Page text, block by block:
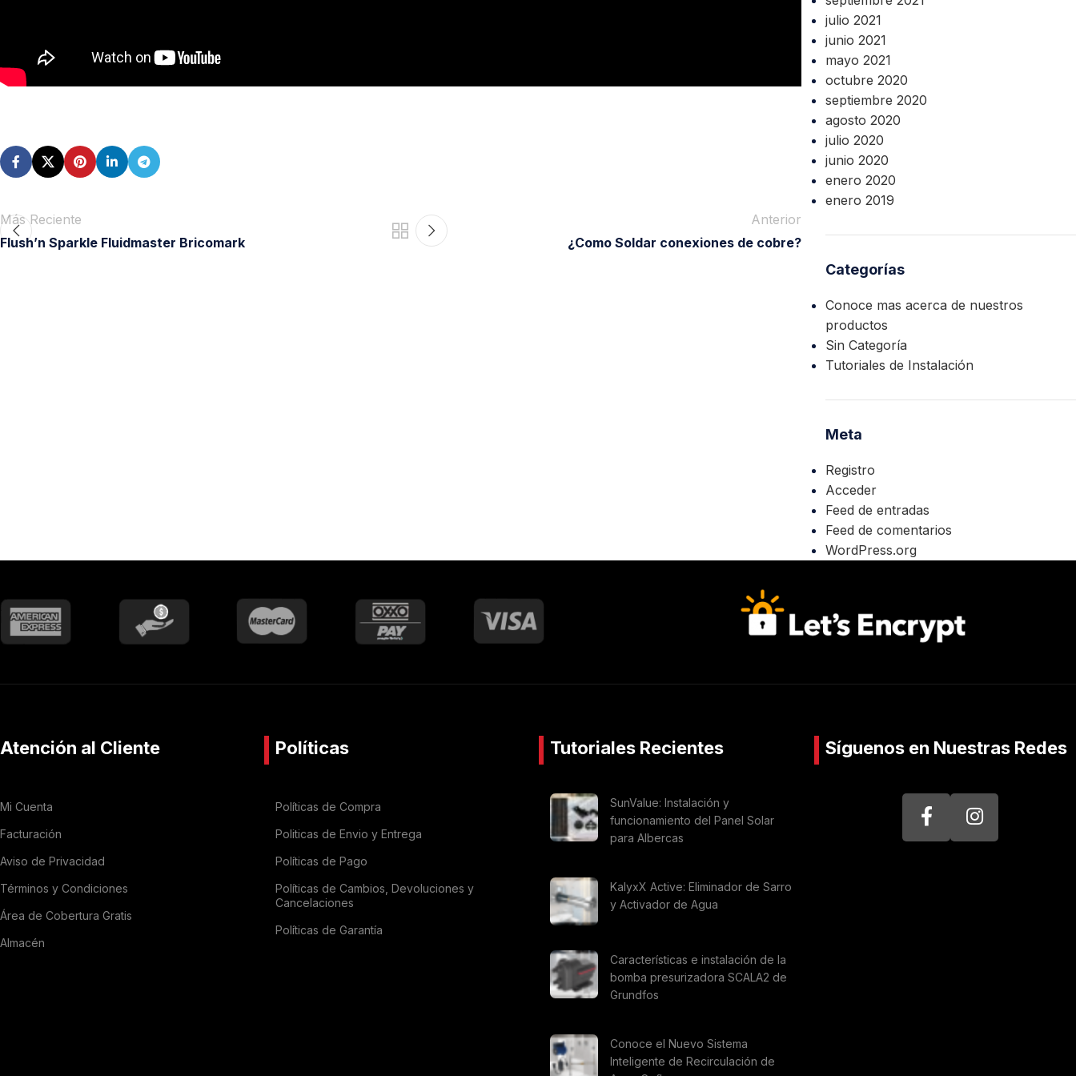
Más Reciente
Flush’n Sparkle Fluidmaster Bricomark
Anterior
¿Como Soldar conexiones de cobre?
julio 2021
junio 2021
mayo 2021
octubre 2020
septiembre 2020
agosto 2020
julio 2020
junio 2020
enero 2020
enero 2019
Categorías
Conoce mas acerca de nuestros
productos
Sin Categoría
Tutoriales de Instalación
Meta
Registro
Acceder
Feed de entradas
Feed de comentarios
WordPress.org
Atención al Cliente
Mi Cuenta
Facturación
Aviso de Privacidad
Términos y Condiciones
Área de Cobertura Gratis
Almacén
Políticas
Políticas de Compra
Politicas de Envio y Entrega
Políticas de Pago
Políticas de Cambios, Devoluciones y
Cancelaciones
Políticas de Garantía
Tutoriales Recientes
SunValue: Instalación y
funcionamiento del Panel Solar
para Albercas
KalyxX Active: Eliminador de Sarro
y Activador de Agua
Características e instalación de la
bomba presurizadora SCALA2 de
Grundfos
Conoce el Nuevo Sistema
Inteligente de Recirculación de
Síguenos en Nuestras Redes